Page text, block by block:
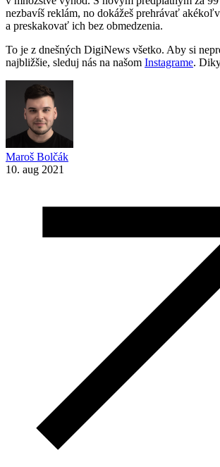
nezbavíš reklám, no dokážeš prehrávať
a preskakovať ich bez obmedzenia.
To je z dnešných DigiNews všetko. Aby si
najbližšie, sleduj nás na našom Instagrame.
Maroš Bolčák
10. aug 2021